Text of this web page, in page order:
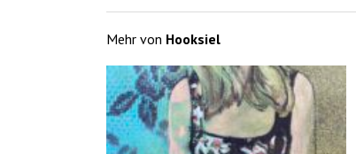
Mehr von Hooksiel